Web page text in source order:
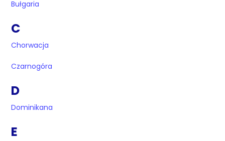
Bułgaria
C
Chorwacja
Czarnogóra
D
Dominikana
E